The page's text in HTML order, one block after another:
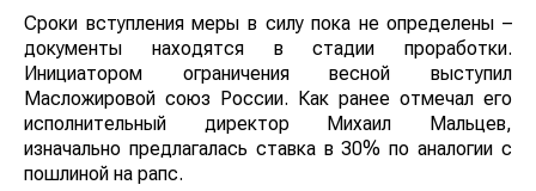
Сроки вступления меры в силу пока не определены –
документы находятся в стадии проработки.
Инициатором ограничения весной выступил
Масложировой союз России. Как ранее отмечал его
исполнительный директор Михаил Мальцев,
изначально предлагалась ставка в 30% по аналогии с
пошлиной на рапс.